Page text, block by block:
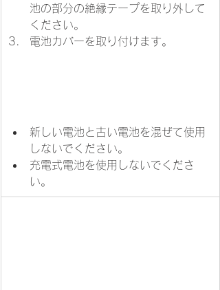
池の部分の絶縁テープを取り外して
ください。
電池カバーを取り付けます。
新しい電池と古い電池を混ぜて使用
しないでください。
充電式電池を使用しないでくださ
い。